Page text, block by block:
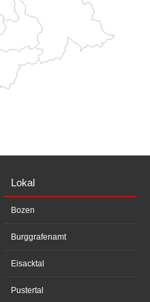
Lokal
Bozen
Burggrafenamt
Eisacktal
Pustertal